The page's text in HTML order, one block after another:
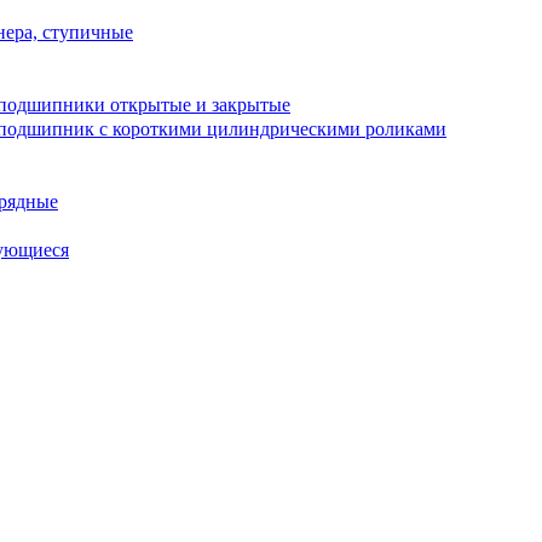
ступичные
открытые и закрытые
с короткими цилиндрическими роликами